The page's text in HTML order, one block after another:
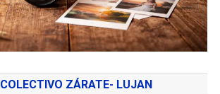
ZÁRATE- LUJAN